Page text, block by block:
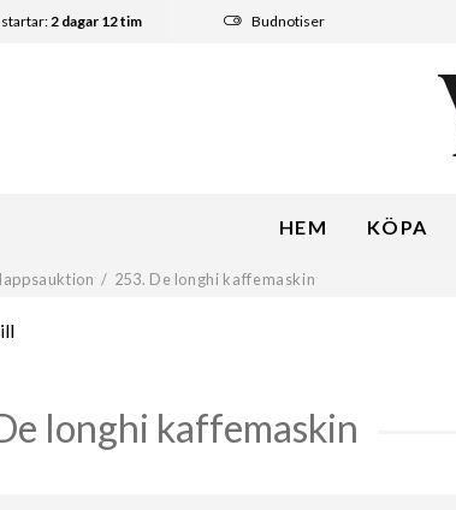
startar:2 dagar 12 tim Budnotiser
HEM KÖPA
/ 253. De longhi kaffemaskin
longhi kaffemaskin